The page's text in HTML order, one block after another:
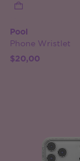
Pool
Phone Wristlet
$20,00